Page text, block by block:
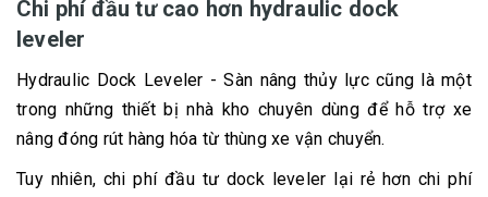
Chi phí đầu tư cao hơn hydraulic dock
leveler
Hydraulic Dock Leveler - Sàn nâng thủy lực cũng là một
trong những thiết bị nhà kho chuyên dùng để hỗ trợ xe
nâng đóng rút hàng hóa từ thùng xe vận chuyển.
Tuy nhiên, chi phí đầu tư dock leveler lại rẻ hơn chi phí